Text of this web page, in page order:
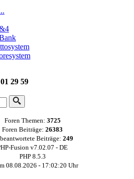
29 59
Foren Themen: 3725
Foren Beiträge: 26383
Beiträge: 249
Fusion v7.02.07 - DE
PHP 8.5.3
08.08.2026 - 17:02:20 Uhr